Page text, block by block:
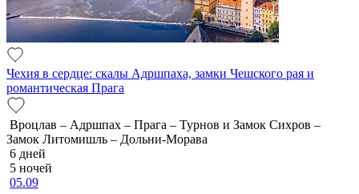
Чехия в сердце: скалы Адршпаха, замки Чешского рая и
романтическая Прага
Вроцлав – Адршпах – Прага – Турнов и Замок Сихров –
Замок Литомишль – Дольни-Морава
6 дней
5 ночей
05.09